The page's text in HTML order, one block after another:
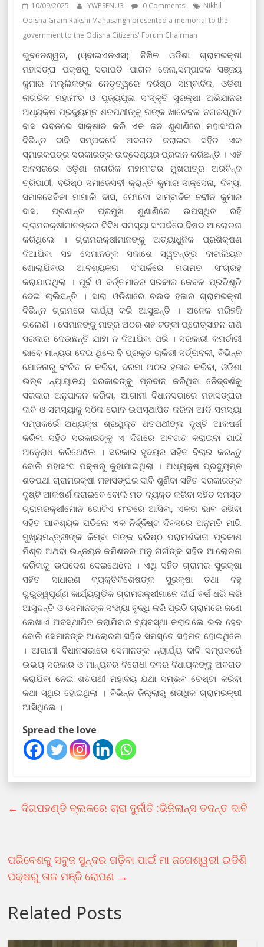
10/09/2025 YWPSENU3 0 Comments
Nikhil
Odisha Gram Rakshi Mahasangh presented a memorial to the
government to the Odisha Citizens' Forum Chairman
ଭୁବନେଶ୍ୱର, (ଓ୍ବାଇଏନଏସ): ନିଖିଳ ଓଡିଶା ଗ୍ରାମରକ୍ଷୀ
ମହାସଙ୍ଘ ପକ୍ଷରୁ ସଭାପତି ପାଗଳ ଜେନା,ସମ୍ପାଦକ ସଞ୍ଜୟ
କୁମାର ମଲ୍ଲିକଙ୍କ ନେତୃତ୍ୱରେ ବରିଷ୍ଠ ସାମ୍ବାଦିକ, ଓଡିଶା
ନାଗରିକ ମହାମଂଚ ଓ ପୂଜ୍ୟପୂଜା ସଂସ୍କୃତି ସୁରକ୍ଷା ଅଭିଯାନର
ଅଧ୍ୟକ୍ଷ ପ୍ରଦ୍ୟୁମ୍ନ ଶତପଥୀଙ୍କୁ ତାଙ୍କ ଖାଚେବଳ ନଗରସ୍ଥିତ
ବାସ ଭବନରେ ସାକ୍ଷାତ କରି ଏକ ଜନ ଶୁଣାଣିରେ ମହାସଂଘର
ବିଭିନ୍ନ ଦାବି ସମ୍ପକର୍ରେ ଅବଗତ କରାଇବା ସହିତ ଏକ
ସ୍ମାରକପତ୍ର ସରକାରଙ୍କ ଉଦ୍ଦେଶ୍ୟର ପ୍ରଦାନ କରିଛନ୍ତି । ଏହି
ଅବସରରେ ଓଡ଼ିଶା ନାଗରିକ ମହାମଂଚର ମୁଖପାତ୍ର ଅରବିନ୍ଦ
ତ୍ରିପାଠୀ, ବରିଷ୍ଠ ସମାଜେସବୀ କ୍ରାନ୍ତି କୁମାର ସାକ୍ସେନା, ଦିବ୍ୟ,
ସମାଜସେବିକା ମାମାଲି ଦାସ, ଫୋଟୋ ସାମ୍ବାଦିକ ନବୀନ କୁମାର
ଦାସ, ପ୍ରଶାନ୍ତ ପ୍ରମୁଖ ଶୁଣାଣିରେ ଉପସ୍ଥିତ ରହି
ଗ୍ରାମରକ୍ଷୀମାନଙ୍କର ବିବିଧ ସମସ୍ୟା ସଂପର୍କରେ ବିଷଦ ଆଲୋଚନା
କରିଥିଲେ । ଗ୍ରାମରକ୍ଷୀମାନଙ୍କୁ ଅତ୍ୟାଧୁନିକ ପ୍ରଶିକ୍ଷଣ
ଦିଆଯିବା ସହ ସେମାନଙ୍କ ସକାଶେ ସ୍ୱତନ୍ତ୍ର ବାଟାଲିୟନ
ଖୋଲାଯିବାର ଆବଶ୍ୟକତା ସଂପର୍କରେ ମତାମତ ସଂଗ୍ରହ
କରାଯାଇଥିଲା । ପୂର୍ବ ଓ ବର୍ତ୍ତମାନର ସରକାର କେବଳ ପ୍ରତିଶୃତି
ଦେଇ ଚାଲିଛନ୍ତି । ସାରା ଓଡିଶାରେ ଚଉଦ ହଜାର ଗ୍ରାମରକ୍ଷୀ
ବିଭିନ୍ନ ଗ୍ରାମରେ କାର୍ଯ୍ୟ କରି ଆସୁଛନ୍ତି । ଅନେକ ମରିହଜି
ଗଲେଣି । ସେମାନଙ୍କୁ ମାତ୍ର ଅଠର ଶହ ଟଙ୍କା ପ୍ରୋତ୍ସାହନ ରାଶି
ସରକାର ଦେଉଛନ୍ତି ଯାହା ନ ଦିଆଯିବା ପରି । ସରକାରୀ କମର୍ଚାରୀ
ଭାବେ ମାନ୍ୟତା ଦେଇ ଥିଲେ ବି ପ୍ରକୃତ ଚାକିରୀ ସର୍ତ୍ତାବଳୀ, ବିଭିନ୍ନ
ଯୋଜନାରୁ ବଂଚିତ ନ କରିବା, ଦରମା ଅଠର ହଜାର କରିବା, ଓଡିଶା
ଉଚ୍ଚ ନ୍ୟାୟାଳୟ ସରକାରଙ୍କୁ ପ୍ରଦାନ କରିଥିବା ନେିଦ୍ଦର୍ଶକୁ
ସରକାର ଅନୁପାଳନ କରିବା, ଆଗାମୀ ବିଧାନସଭାରେ ମହାସଙ୍ଘର
ଦାବି ଓ ସମସ୍ୟାକୁ ସଠିକ ଭୋବ ଉପସ୍ଥାପିତ କରିବା ଆଦି ସମସ୍ୟା
ସମ୍ପକର୍ରେ ଅଧ୍ୟକ୍ଷ ଶ୍ରଯୁକ୍ତ ଶତପଥୀଙ୍କ ଦୃଷ୍ଟି ଆକଷର୍ଣ
କରିବା ସହିତ ସରକାରଙ୍କୁ ଏ ଦିଗରେ ଅବଗତ କରାଇବା ପାଇଁ
ଅନେୁରାଧ କରିଥେôଲ । ସରକାର ହୃଦୟର ସହିତ ବିଚାର କରନ୍ତୁ
ବୋଲି ମହାସଂଘ ପକ୍ଷରୁ କୁହାଯାଇଥିଲା । ଅଧ୍ୟକ୍ଷ ପ୍ରଦ୍ୟୁମ୍ନ
ଶତପଥୀ ଗ୍ରାମରକ୍ଷୀ ମହାସଙ୍ଘର ଦାବି ଶୁଣିବା ସହିତ ସରକାରଙ୍କ
ଦୃଷ୍ଟି ଆକଷର୍ଣ କରାଇବେ ବୋଲି ମତ ବ୍ୟକ୍ତ କରିବା ସହିତ ସମସ୍ତ
ଗ୍ରାମରକ୍ଷୀମୋନ ଗୋଟିଏ ମଂଚରେ ଆସିବା, ଏକତା ଭାବ ରଖିବା
ସହିତ ଆବଶ୍ୟକ ପଡିଲେ ଏକ ନିର୍ଦ୍ଦିଷ୍ଟ ଦିବସରେ ଅନୁମତି ମାଗି
ମୁଖ୍ୟମନ୍ତ୍ରୀଙ୍କ କିମ୍ବା ତାଙ୍କ ବରିଷ୍ଠ ପରାମର୍ଶଦାତା ପ୍ରକାଶ
ମିଶ୍ର ଅଥବା ଉନ୍ନୟନ କମିଶନର ଅନୁ ଗର୍ଗଙ୍କ ସହିତ ଆଲୋଚନା
କରିବାକୁ ଉପଦେଶ ଦେଇଥେôଲ । ଏଥି ସହିତ ଗ୍ରାମର ସୁରକ୍ଷା
ସହିତ ସାଧାରଣ ବ୍ୟକ୍ତିବିଶେଷଙ୍କ ସୁରକ୍ଷା ତଥା ବହୁ
ଗୁରୁତ୍ୱପୂର୍ଣ୍ଣ କାର୍ଯ୍ୟଗୁଡିକ ଗ୍ରାମରକ୍ଷୀମାନେ ଦୀର୍ଘ ବର୍ଷ ଧରି କରି
ଆସୁଛନ୍ତି ଓ ସେମାନଙ୍କ ସଂଖ୍ୟା ବୃଦ୍ଧି କରି ପ୍ରତି ଗ୍ରାମରେ ଜଣେ
ଲେଖାଏଁ ଅବସ୍ଥାପିତ କରାଯିବାର ବ୍ୟବସ୍ଥା କରାଗଲେ ଭଲ ହେବ
ବୋଲି ସେମାନଙ୍କ ଆଲୋଚନା ସହିତ ସମସ୍ତେ ସହମତ ହୋଇଥିଲେ
। ଆଗାମୀ ବିଧାନସଭାରେ ସେମାନଙ୍କ ନ୍ୟାର୍ଯ୍ୟ ଦାବି ସମ୍ପକର୍ରେ
ଉଭୟ ସରକାର ଓ ମାନ୍ୟବର ବିରୋଧୀ ଦଳର ବିଧାୟକଙ୍କୁ ଅବଗତ
କରାଯିବା ନେଇ ଶତପଥୀ ମହାଦୟ ଯଥା ସମ୍ଭବ ଚେଷ୍ଟା କରିବା
କଥା ସ୍ଥିର ହୋଇଥିଲା । ବିଭିନ୍ନ ଜିଲ୍ଲାରୁ ଶତାଧିକ ଗ୍ରାମରକ୍ଷୀ
ଆସିଥିଲେ ।
Spread the love
← ଦିଗପହଣ୍ଡି ବ୍ଲକରେ ଚାରା ଦୁର୍ନୀତି :ଭିଜିଲାନ୍ସ ତଦନ୍ତ ଦାବି
ପରିବେଶକୁ ସବୁଜ ସୁନ୍ଦର ଗଢ଼ିବା ପାଇଁ ମା ଜଗେଶ୍ୱରୀ ଇଡିଶି
ପକ୍ଷରୁ ତାଳ ମଞ୍ଜି ରୋପଣ →
Related Posts